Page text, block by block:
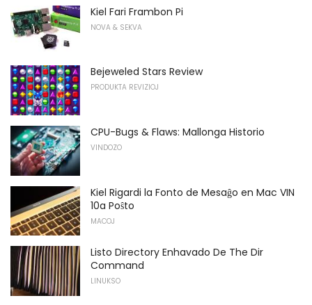
Kiel Fari Frambon Pi
NOVA & SEKVA
Bejeweled Stars Review
PRODUKTA REVIZIOJ
CPU-Bugs & Flaws: Mallonga Historio
VINDOZO
Kiel Rigardi la Fonto de Mesaĝo en Mac VIN
10a Poŝto
MACOJ
Listo Directory Enhavado De The Dir
Command
LINUKSO